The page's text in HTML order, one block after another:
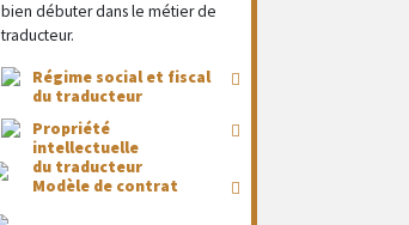
bien débuter dans le métier de
traducteur.
Régime social et fiscal
du traducteur
Propriété
intellectuelle
du traducteur
Modèle de contrat